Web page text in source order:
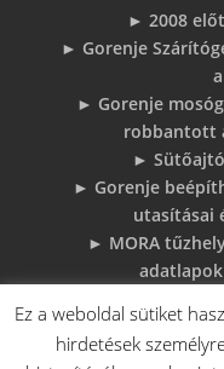
► 2008
► Gorenje
► Gorenje
robbantott
► Sütőajtó
► Gorenje
utasításai
► MORA
► 6 gyakori
Ez a weboldal sütiket
hirdetések